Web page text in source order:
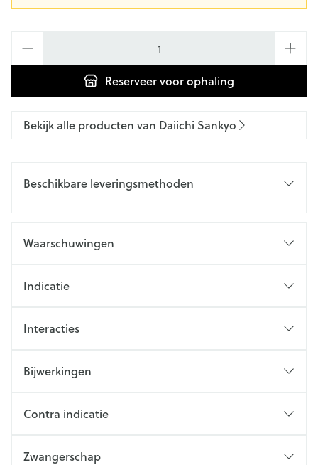
Reserveervoor ophaling
Bekijk alle producten van Daiichi Sankyo
Beschikbare leveringsmethoden
Waarschuwingen
Indicatie
Interacties
Bijwerkingen
Contra indicatie
Zwangerschap